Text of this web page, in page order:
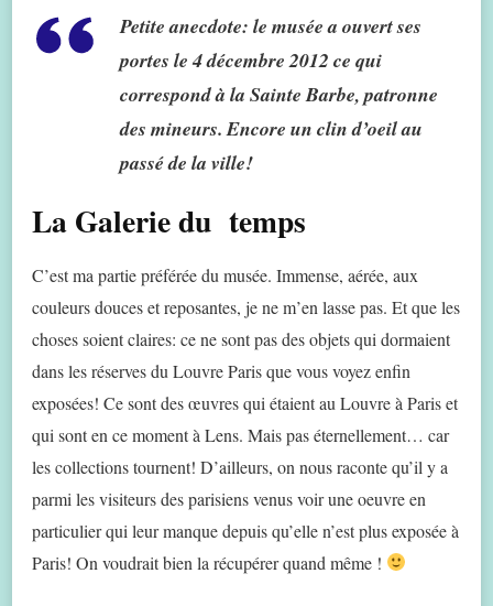
Petite anecdote: le musée a ouvert ses
portes le 4 décembre 2012 ce qui
correspond à la Sainte Barbe, patronne
des mineurs. Encore un clin d’oeil au
passé de la ville!
La Galerie du temps
C’est ma partie préférée du musée. Immense, aérée, aux
couleurs douces et reposantes, je ne m’en lasse pas. Et que les
choses soient claires: ce ne sont pas des objets qui dormaient
dans les réserves du Louvre Paris que vous voyez enfin
exposées! Ce sont des œuvres qui étaient au Louvre à Paris et
qui sont en ce moment à Lens. Mais pas éternellement… car
les collections tournent! D’ailleurs, on nous raconte qu’il y a
parmi les visiteurs des parisiens venus voir une oeuvre en
particulier qui leur manque depuis qu’elle n’est plus exposée à
Paris! On voudrait bien la récupérer quand même !